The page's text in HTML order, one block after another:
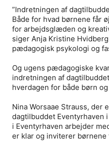
”Indretningen af
Både for hvad børnene får
for arbejdsglæden og
siger Anja Kristine
pædagogisk psykologi og
Og ugens pædagogiske
indretningen af
hverdagen for både børn
Nina Worsaae Strauss,
dagtilbuddet Eventyrhaven
i Eventyrhaven arbejder
er klar og inviterer børnene